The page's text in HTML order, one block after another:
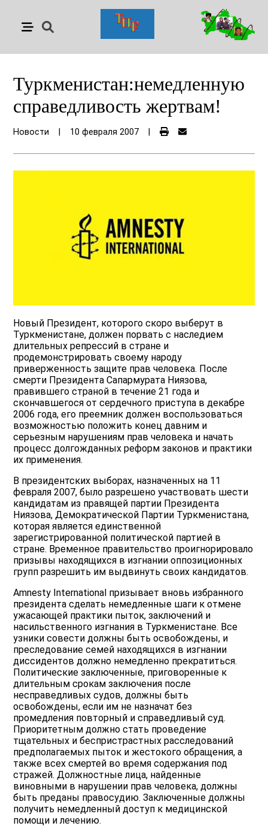
Туркменистан:немедленную
справедливость жертвам!
Новости 10 февраля 2007
Новый Президент, которого скоро выберут в
Туркменистане, должен порвать с наследием
длительных репрессий в стране и
продемонстрировать своему народу
приверженность защите прав человека. После
смерти Президента Сапармурата Ниязова,
правившего страной в течение 21 года и
скончавшегося от сердечного приступа в декабре
2006 года, его преемник должен воспользоваться
возможностью положить конец давним и
серьезным нарушениям прав человека и начать
процесс долгожданных реформ законов и практики
их применения.
В президентских выборах, назначенных на 11
февраля 2007, было разрешено участвовать шести
кандидатам из правящей партии Президента
Ниязова, Демократической Партии Туркменистана,
которая является единственной
зарегистрированной политической партией в
стране. Временное правительство проигнорировало
призывы находящихся в изгнании оппозиционных
групп разрешить им выдвинуть своих кандидатов.
Amnesty International призывает вновь избранного
президента сделать немедленные шаги к отмене
ужасающей практики пыток, заключений и
насильственного изгнания в Туркменистане. Все
узники совести должны быть освобождены, и
преследование семей находящихся в изгнании
диссидентов должно немедленно прекратиться.
Политические заключенные, приговоренные к
длительным срокам заключения после
несправедливых судов, должны быть
освобождены, если им не назначат без
промедления повторный и справедливый суд.
Приоритетным должно стать проведение
тщательных и беспристрастных расследований
предполагаемых пыток и жестокого обращения, а
также всех смертей во время содержания под
стражей. Должностные лица, найденные
виновными в нарушении прав человека, должны
быть преданы правосудию. Заключенные должны
получить немедленный доступ к медицинской
помощи и лечению.